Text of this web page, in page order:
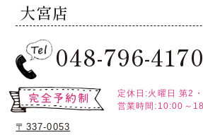
大宮店
048-796-4170
定休日:火曜日 第2
営業時間:10:00～
〒337-0053